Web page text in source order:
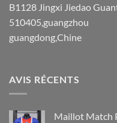
B1128 Jingxi Jiedao
510405,guangzhou
guangdong,Chine
AVIS RÉCENTS
Maillot Match